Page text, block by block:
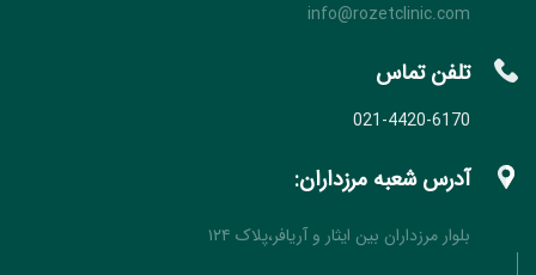
info@rozetclinic.com
تلفن تماس
021-4420-6170
آدرس شعبه مرزداران:
بلوار مرزداران بین ایثار و آریافر،پلاک ۱۲۴